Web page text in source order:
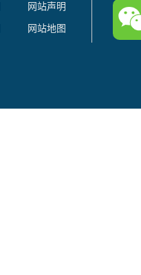
网站声明
网站地图